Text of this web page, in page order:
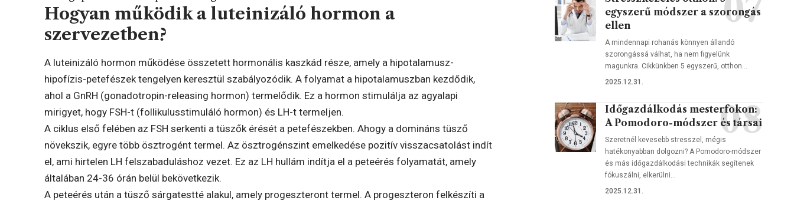
Hogyan működik a luteinizáló hormon a
szervezetben?
A luteinizáló hormon működése összetett hormonális kaszkád része, amely a hipotalamusz-
hipofízis-petefészek tengelyen keresztül szabályozódik. A folyamat a hipotalamuszban kezdődik,
ahol a GnRH (gonadotropin-releasing hormon) termelődik. Ez a hormon stimulálja az agyalapi
mirigyet, hogy FSH-t (follikulusstimuláló hormon) és LH-t termeljen.
A ciklus első felében az FSH serkenti a tüszők érését a petefészekben. Ahogy a domináns tüsző
növekszik, egyre több ösztrogént termel. Az ösztrogénszint emelkedése pozitív visszacsatolást indít
el, ami hirtelen LH felszabaduláshoz vezet. Ez az LH hullám indítja el a peteérés folyamatát, amely
általában 24-36 órán belül bekövetkezik.
A peteérés után a tüsző sárgatestté alakul, amely progeszteront termel. A progeszteron felkészíti a
egyszerű módszer a szorongás
ellen
A mindennapi rohanás könnyen állandó
szorongássá válhat, ha nem figyelünk
magunkra. Cikkünkben 5 egyszerű, otthon…
2025.12.31.
Időgazdálkodás mesterfokon:
A Pomodoro-módszer és társai
Szeretnél kevesebb stresszel, mégis
hatékonyabban dolgozni? A Pomodoro-módszer
és más időgazdálkodási technikák segítenek
fókuszálni, elkerülni…
2025.12.31.